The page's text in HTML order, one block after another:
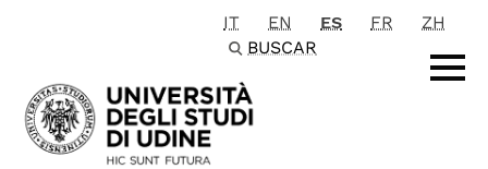
Passa al contenuto principale
IT EN ES FR
ZH
BUSCAR